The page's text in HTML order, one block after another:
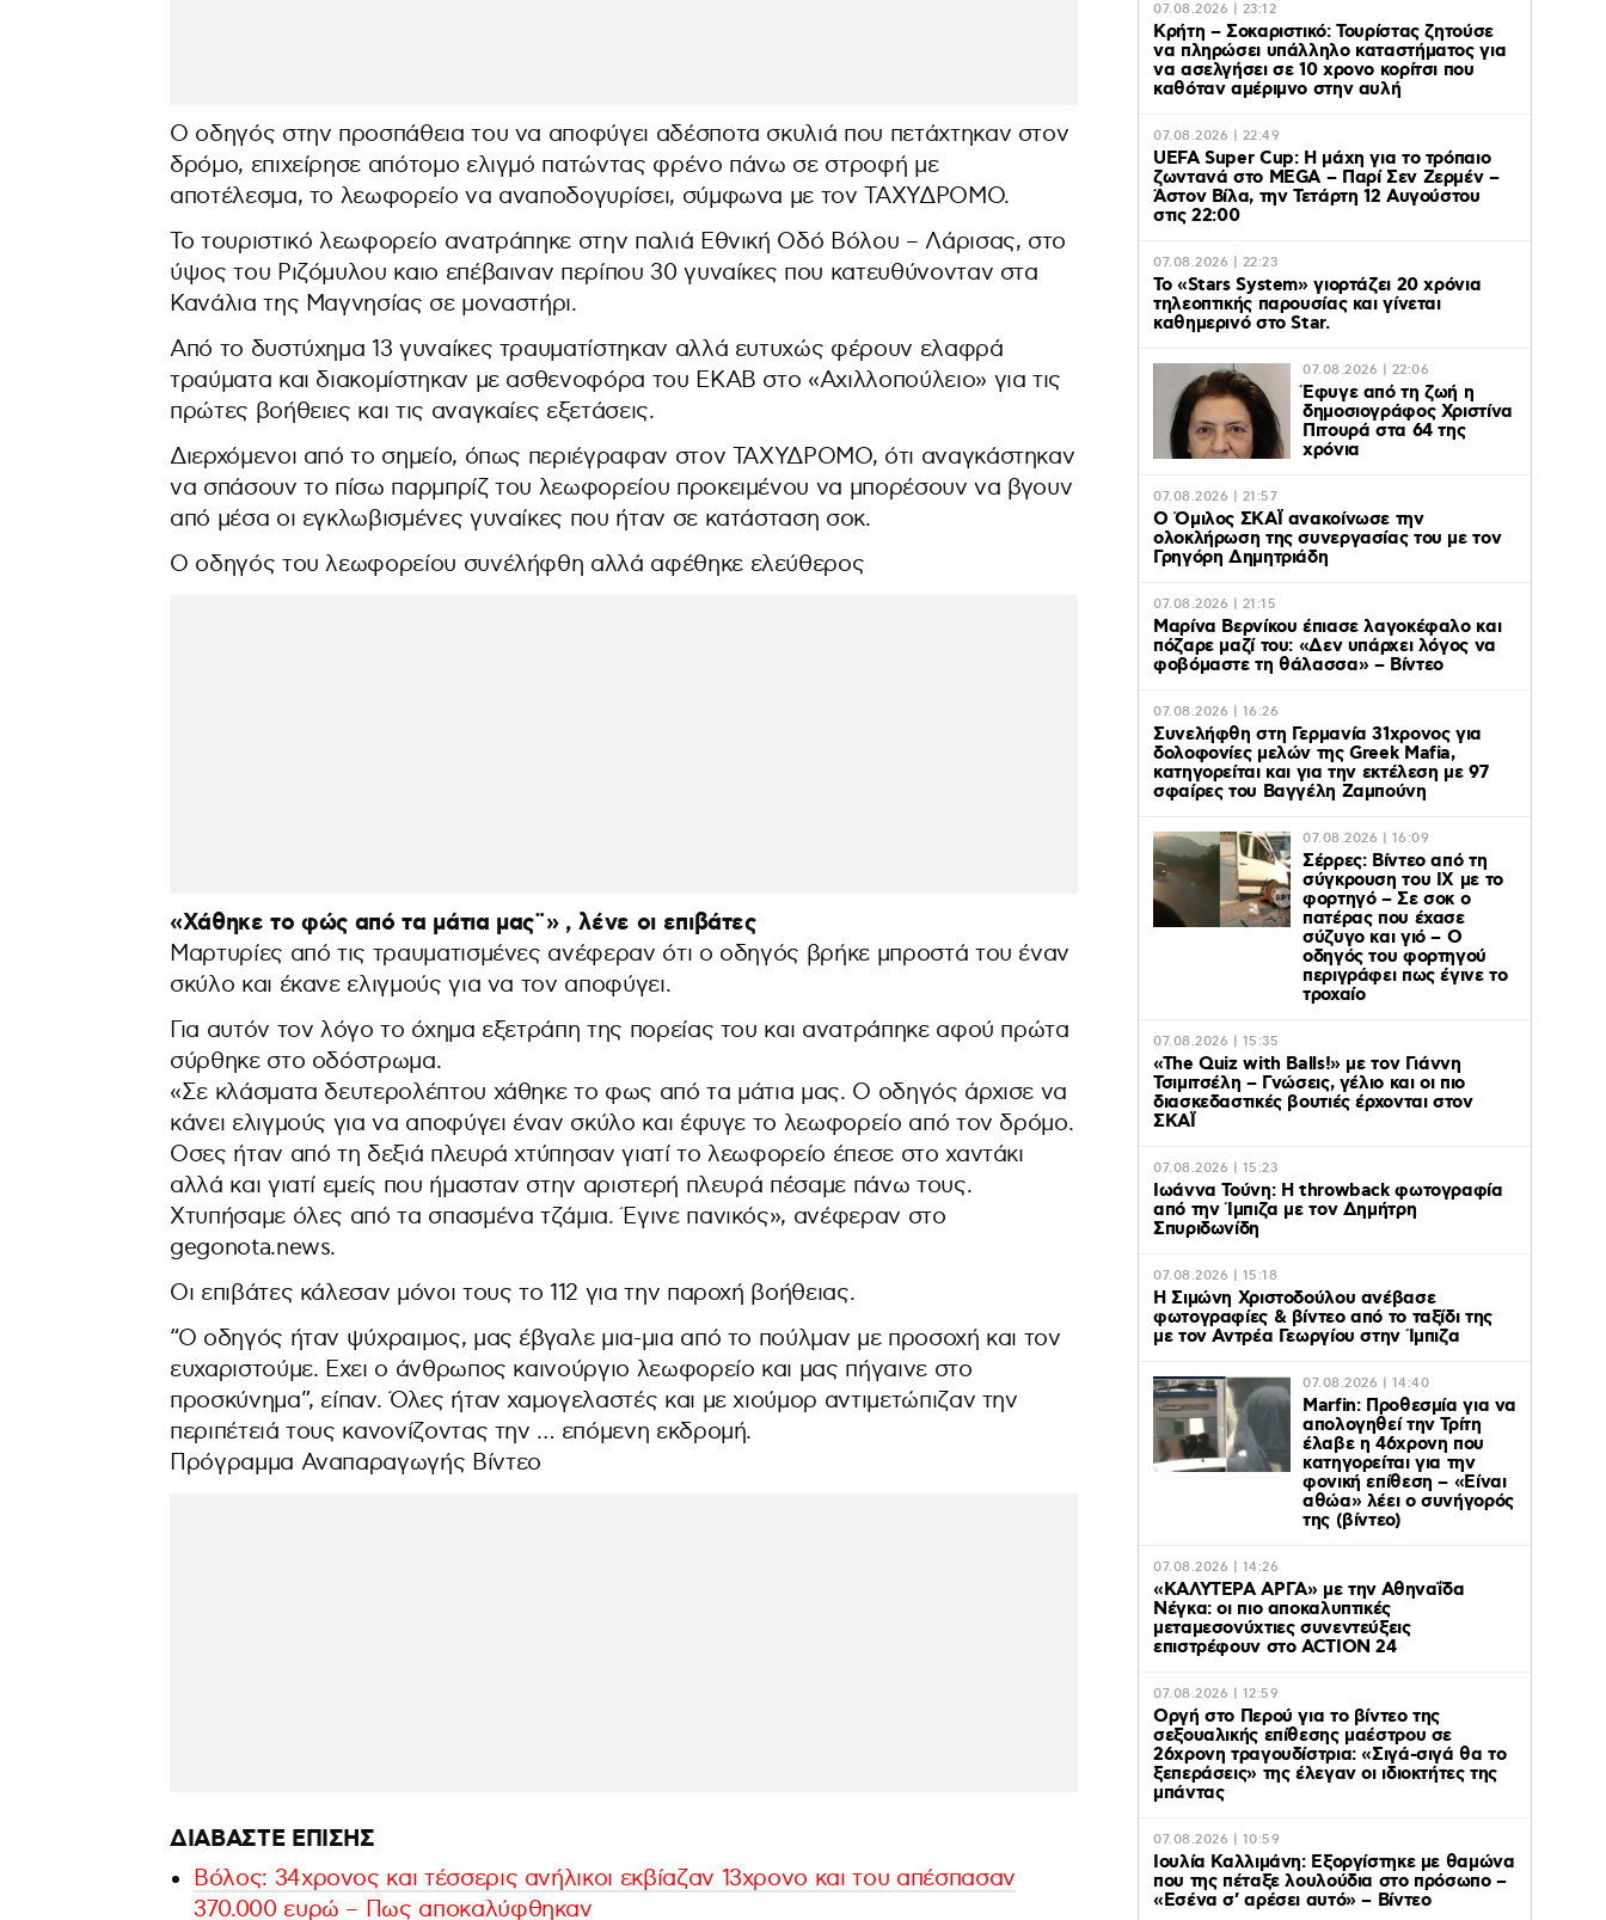
Ο οδηγός στην προσπάθεια του να αποφύγει αδέσποτα σκυλιά που πετάχτηκαν στον
δρόμο, επιχείρησε απότομο ελιγμό πατώντας φρένο πάνω σε στροφή με
αποτέλεσμα, το λεωφορείο να αναποδογυρίσει, σύμφωνα με τον ΤΑΧΥΔΡΟΜΟ.
Το τουριστικό λεωφορείο ανατράπηκε στην παλιά Εθνική Οδό Βόλου – Λάρισας, στο
ύψος του Ριζόμυλου καιο επέβαιναν περίπου 30 γυναίκες που κατευθύνονταν στα
Κανάλια της Μαγνησίας σε μοναστήρι.
Από το δυστύχημα 13 γυναίκες τραυματίστηκαν αλλά ευτυχώς φέρουν ελαφρά
τραύματα και διακομίστηκαν με ασθενοφόρα του ΕΚΑΒ στο «Αχιλλοπούλειο» για τις
πρώτες βοήθειες και τις αναγκαίες εξετάσεις.
Διερχόμενοι από το σημείο, όπως περιέγραφαν στον ΤΑΧΥΔΡΟΜΟ, ότι αναγκάστηκαν
να σπάσουν το πίσω παρμπρίζ του λεωφορείου προκειμένου να μπορέσουν να βγουν
από μέσα οι εγκλωβισμένες γυναίκες που ήταν σε κατάσταση σοκ.
Ο οδηγός του λεωφορείου συνέλήφθη αλλά αφέθηκε ελεύθερος
«Χάθηκε το φώς από τα μάτια μας¨» , λένε οι επιβάτες
Μαρτυρίες από τις τραυματισμένες ανέφεραν ότι ο οδηγός βρήκε μπροστά του έναν
σκύλο και έκανε ελιγμούς για να τον αποφύγει.
Για αυτόν τον λόγο το όχημα εξετράπη της πορείας του και ανατράπηκε αφού πρώτα
σύρθηκε στο οδόστρωμα.
«Σε κλάσματα δευτερολέπτου χάθηκε το φως από τα μάτια μας. Ο οδηγός άρχισε να
κάνει ελιγμούς για να αποφύγει έναν σκύλο και έφυγε το λεωφορείο από τον δρόμο.
Οσες ήταν από τη δεξιά πλευρά χτύπησαν γιατί το λεωφορείο έπεσε στο χαντάκι
αλλά και γιατί εμείς που ήμασταν στην αριστερή πλευρά πέσαμε πάνω τους.
Χτυπήσαμε όλες από τα σπασμένα τζάμια. Έγινε πανικός», ανέφεραν στo
gegonota.news.
Οι επιβάτες κάλεσαν μόνοι τους το 112 για την παροχή βοήθειας.
“Ο οδηγός ήταν ψύχραιμος, μας έβγαλε μια-μια από το πούλμαν με προσοχή και τον
ευχαριστούμε. Εχει ο άνθρωπος καινούργιο λεωφορείο και μας πήγαινε στο
προσκύνημα”, είπαν. Όλες ήταν χαμογελαστές και με χιούμορ αντιμετώπιζαν την
περιπέτειά τους κανονίζοντας την … επόμενη εκδρομή.
Πρόγραμμα Αναπαραγωγής Βίντεο
ΔΙΑΒΑΣΤΕ ΕΠΙΣΗΣ
Βόλος: 34χρονος και τέσσερις ανήλικοι εκβίαζαν 13χρονο και του απέσπασαν
370.000 ευρώ – Πως αποκαλύφθηκαν
07.08.2026 | 23:12
Κρήτη – Σοκαριστικό: Τουρίστας ζητούσε
να πληρώσει υπάλληλο καταστήματος για
να ασελγήσει σε 10 χρονο κορίτσι που
καθόταν αμέριμνο στην αυλή
07.08.2026 | 22:49
UEFA Super Cup: Η μάχη για το τρόπαιο
ζωντανά στο MEGA – Παρί Σεν Ζερμέν –
Άστον Βίλα, την Τετάρτη 12 Αυγούστου
στις 22:00
07.08.2026 | 22:23
Το «Stars System» γιορτάζει 20 χρόνια
τηλεοπτικής παρουσίας και γίνεται
καθημερινό στο Star.
07.08.2026 | 22:06
Έφυγε από τη ζωή η
δημοσιογράφος Χριστίνα
Πιτουρά στα 64 της
χρόνια
07.08.2026 | 21:57
Ο Όμιλος ΣΚΑΪ ανακοίνωσε την
ολοκλήρωση της συνεργασίας του με τον
Γρηγόρη Δημητριάδη
07.08.2026 | 21:15
Μαρίνα Βερνίκου έπιασε λαγοκέφαλο και
πόζαρε μαζί του: «Δεν υπάρχει λόγος να
φοβόμαστε τη θάλασσα» – Βίντεο
07.08.2026 | 16:26
Συνελήφθη στη Γερμανία 31χρονος για
δολοφονίες μελών της Greek Mafia,
κατηγορείται και για την εκτέλεση με 97
σφαίρες του Βαγγέλη Ζαμπούνη
07.08.2026 | 16:09
Σέρρες: Βίντεο από τη
σύγκρουση του ΙΧ με το
φορτηγό – Σε σοκ ο
πατέρας που έχασε
σύζυγο και γιό – Ο
οδηγός του φορτηγού
περιγράφει πως έγινε το
τροχαίο
07.08.2026 | 15:35
«The Quiz with Balls!» με τον Γιάννη
Τσιμιτσέλη – Γνώσεις, γέλιο και οι πιο
διασκεδαστικές βουτιές έρχονται στον
ΣΚΑΪ
07.08.2026 | 15:23
Ιωάννα Τούνη: Η throwback φωτογραφία
από την Ίμπιζα με τον Δημήτρη
Σπυριδωνίδη
07.08.2026 | 15:18
Η Σιμώνη Χριστοδούλου ανέβασε
φωτογραφίες & βίντεο από το ταξίδι της
με τον Αντρέα Γεωργίου στην Ίμπιζα
07.08.2026 | 14:40
Marfin: Προθεσμία για να
απολογηθεί την Τρίτη
έλαβε η 46χρονη που
κατηγορείται για την
φονική επίθεση – «Είναι
αθώα» λέει ο συνήγορός
της (βίντεο)
07.08.2026 | 14:26
«ΚΑΛΥΤΕΡΑ ΑΡΓΑ» με την Αθηναΐδα
Νέγκα: οι πιο αποκαλυπτικές
μεταμεσονύχτιες συνεντεύξεις
επιστρέφουν στο ACTION 24
07.08.2026 | 12:59
Οργή στο Περού για το βίντεο της
σεξουαλικής επίθεσης μαέστρου σε
26χρονη τραγουδίστρια: «Σιγά-σιγά θα το
ξεπεράσεις» της έλεγαν οι ιδιοκτήτες της
μπάντας
07.08.2026 | 10:59
Ιουλία Καλλιμάνη: Εξοργίστηκε με θαμώνα
που της πέταξε λουλούδια στο πρόσωπο –
«Εσένα σ’ αρέσει αυτό» – Βίντεο